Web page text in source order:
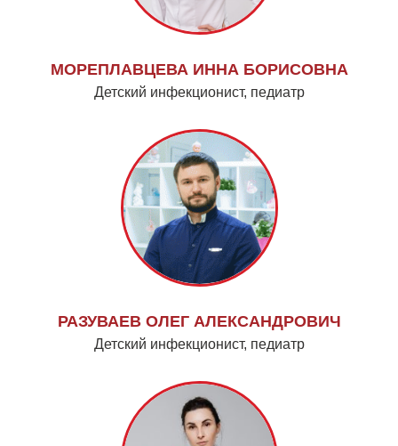
МОРЕПЛАВЦЕВА ИННА БОРИСОВНА
Детский инфекционист, педиатр
РАЗУВАЕВ ОЛЕГ АЛЕКСАНДРОВИЧ
Детский инфекционист, педиатр